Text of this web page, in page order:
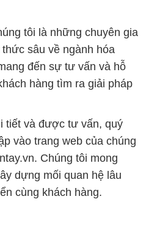
tôi là những chuyên gia
sâu về ngành hóa
đến sự tư vấn và hỗ
hàng tìm ra giải pháp
tiết và được tư vấn, quý
vào trang web của chúng
Chúng tôi mong
dựng mối quan hệ lâu
cùng khách hàng.